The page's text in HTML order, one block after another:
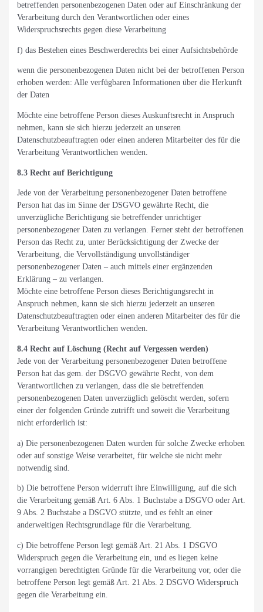
betreffenden personenbezogenen Daten oder auf Einschränkung der
Verarbeitung durch den Verantwortlichen oder eines
Widerspruchsrechts gegen diese Verarbeitung
f) das Bestehen eines Beschwerderechts bei einer Aufsichtsbehörde
wenn die personenbezogenen Daten nicht bei der betroffenen Person
erhoben werden: Alle verfügbaren Informationen über die Herkunft
der Daten
Möchte eine betroffene Person dieses Auskunftsrecht in Anspruch
nehmen, kann sie sich hierzu jederzeit an unseren
Datenschutzbeauftragten oder einen anderen Mitarbeiter des für die
Verarbeitung Verantwortlichen wenden.
8.3 Recht auf Berichtigung
Jede von der Verarbeitung personenbezogener Daten betroffene
Person hat das im Sinne der DSGVO gewährte Recht, die
unverzügliche Berichtigung sie betreffender unrichtiger
personenbezogener Daten zu verlangen. Ferner steht der betroffenen
Person das Recht zu, unter Berücksichtigung der Zwecke der
Verarbeitung, die Vervollständigung unvollständiger
personenbezogener Daten – auch mittels einer ergänzenden
Erklärung – zu verlangen.
Möchte eine betroffene Person dieses Berichtigungsrecht in
Anspruch nehmen, kann sie sich hierzu jederzeit an unseren
Datenschutzbeauftragten oder einen anderen Mitarbeiter des für die
Verarbeitung Verantwortlichen wenden.
8.4 Recht auf Löschung (Recht auf Vergessen werden)
Jede von der Verarbeitung personenbezogener Daten betroffene
Person hat das gem. der DSGVO gewährte Recht, von dem
Verantwortlichen zu verlangen, dass die sie betreffenden
personenbezogenen Daten unverzüglich gelöscht werden, sofern
einer der folgenden Gründe zutrifft und soweit die Verarbeitung
nicht erforderlich ist:
a) Die personenbezogenen Daten wurden für solche Zwecke erhoben
oder auf sonstige Weise verarbeitet, für welche sie nicht mehr
notwendig sind.
b) Die betroffene Person widerruft ihre Einwilligung, auf die sich
die Verarbeitung gemäß Art. 6 Abs. 1 Buchstabe a DSGVO oder Art.
9 Abs. 2 Buchstabe a DSGVO stützte, und es fehlt an einer
anderweitigen Rechtsgrundlage für die Verarbeitung.
c) Die betroffene Person legt gemäß Art. 21 Abs. 1 DSGVO
Widerspruch gegen die Verarbeitung ein, und es liegen keine
vorrangigen berechtigten Gründe für die Verarbeitung vor, oder die
betroffene Person legt gemäß Art. 21 Abs. 2 DSGVO Widerspruch
gegen die Verarbeitung ein.